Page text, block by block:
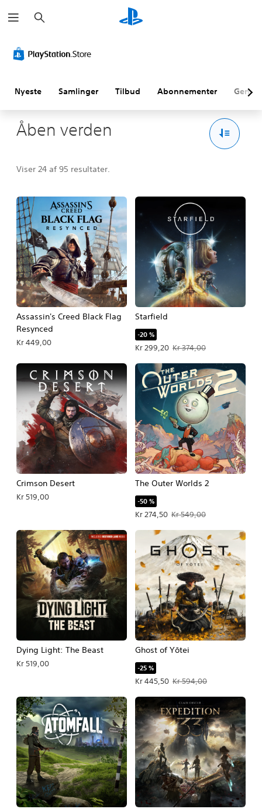
ø
g
Nyeste Samlinger Tilbud Abonnementer
Åben verden
Viser 24 af 95 resultater.
Assassin's Creed Black Flag
Resynced
Kr 449,00
Starfield
-20 %
Kr 299,20
Tilbudspris Kr 299,20. Oprindelig
Kr 374,00
Crimson Desert
Kr 519,00
The Outer Worlds 2
-50 %
Kr 274,50
Tilbudspris Kr 274,50. Oprindelig
Kr 549,00
Dying Light: The Beast
Kr 519,00
Ghost of Yōtei
-25 %
Kr 445,50
Tilbudspris Kr 445,50. Oprindelig
Kr 594,00